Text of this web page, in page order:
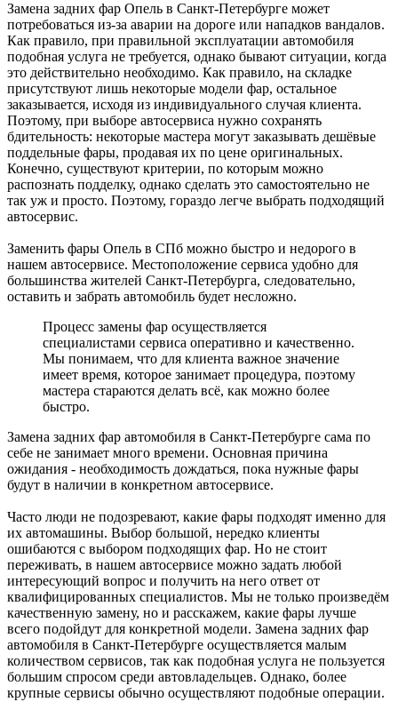
Замена задних фар Опель в Санкт-Петербурге может
потребоваться из-за аварии на дороге или нападков вандалов.
Как правило, при правильной эксплуатации автомобиля
подобная услуга не требуется, однако бывают ситуации, когда
это действительно необходимо. Как правило, на складке
присутствуют лишь некоторые модели фар, остальное
заказывается, исходя из индивидуального случая клиента.
Поэтому, при выборе автосервиса нужно сохранять
бдительность: некоторые мастера могут заказывать дешёвые
поддельные фары, продавая их по цене оригинальных.
Конечно, существуют критерии, по которым можно
распознать подделку, однако сделать это самостоятельно не
так уж и просто. Поэтому, гораздо легче выбрать подходящий
автосервис.
Заменить фары Опель в СПб можно быстро и недорого в
нашем автосервисе. Местоположение сервиса удобно для
большинства жителей Санкт-Петербурга, следовательно,
оставить и забрать автомобиль будет несложно.
Процесс замены фар осуществляется
специалистами сервиса оперативно и качественно.
Мы понимаем, что для клиента важное значение
имеет время, которое занимает процедура, поэтому
мастера стараются делать всё, как можно более
быстро.
Замена задних фар автомобиля в Санкт-Петербурге сама по
себе не занимает много времени. Основная причина
ожидания - необходимость дождаться, пока нужные фары
будут в наличии в конкретном автосервисе.
Часто люди не подозревают, какие фары подходят именно для
их автомашины. Выбор большой, нередко клиенты
ошибаются с выбором подходящих фар. Но не стоит
переживать, в нашем автосервисе можно задать любой
интересующий вопрос и получить на него ответ от
квалифицированных специалистов. Мы не только произведём
качественную замену, но и расскажем, какие фары лучше
всего подойдут для конкретной модели. Замена задних фар
автомобиля в Санкт-Петербурге осуществляется малым
количеством сервисов, так как подобная услуга не пользуется
большим спросом среди автовладельцев. Однако, более
крупные сервисы обычно осуществляют подобные операции.